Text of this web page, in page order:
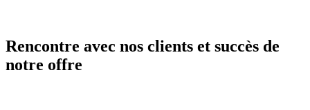
Rencontre avec nos clients et succès de
notre offre